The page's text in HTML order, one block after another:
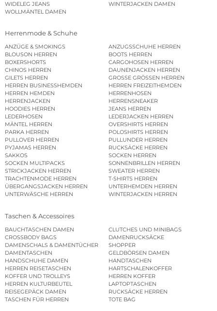
WIDELEG JEANS
WINTERJACKEN DAMEN
WOLLMÄNTEL DAMEN
Herrenmode & Schuhe
ANZÜGE & SMOKINGS
ANZUGSSCHUHE HERREN
BLOUSON HERREN
BOOTS HERREN
BOXERSHORTS
CARGOHOSEN HERREN
CHINOS HERREN
DAUNENJACKEN HERREN
GILETS HERREN
GROSSE GRÖSSEN HERREN
HERREN BUSINESSHEMDEN
HERREN FREIZEITHEMDEN
HERREN HEMDEN
HERRENHOSEN
HERRENJACKEN
HERRENSNEAKER
HOODIES HERREN
JEANS HERREN
LEDERHOSEN
LEDERJACKEN HERREN
MÄNTEL HERREN
OVERSHIRTS HERREN
PARKA HERREN
POLOSHIRTS HERREN
PULLOVER HERREN
PULLUNDER HERREN
PYJAMAS HERREN
RUCKSÄCKE HERREN
SAKKOS
SOCKEN HERREN
SOCKEN MULTIPACKS
SONNENBRILLEN HERREN
STRICKJACKEN HERREN
SWEATER HERREN
TRACHTENMODE HERREN
T-SHIRTS HERREN
ÜBERGANGSJACKEN HERREN
UNTERHEMDEN HERREN
UNTERWÄSCHE HERREN
WINTERJACKEN HERREN
Taschen & Accessoires
BAUCHTASCHEN DAMEN
CLUTCHES UND MINIBAGS
CROSSBODY BAGS
DAMENRUCKSÄCKE
DAMENSCHALS & DAMENTÜCHER
SHOPPER
DAMENTASCHEN
GELDBÖRSEN DAMEN
HANDSCHUHE DAMEN
HANDTASCHEN
HERREN REISETASCHEN
HARTSCHALENKOFFER
KOFFER UND TROLLEYS
HERREN KOFFER
HERREN KULTURBEUTEL
LAPTOPTASCHEN
REISEGEPÄCK DAMEN
RUCKSÄCKE HERREN
TASCHEN FÜR HERREN
TOTE BAG